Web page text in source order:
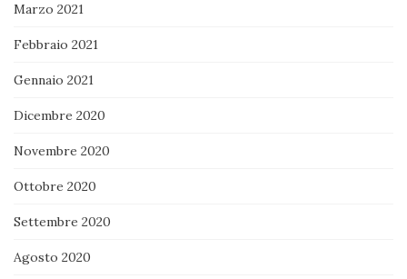
Marzo 2021
Febbraio 2021
Gennaio 2021
Dicembre 2020
Novembre 2020
Ottobre 2020
Settembre 2020
Agosto 2020